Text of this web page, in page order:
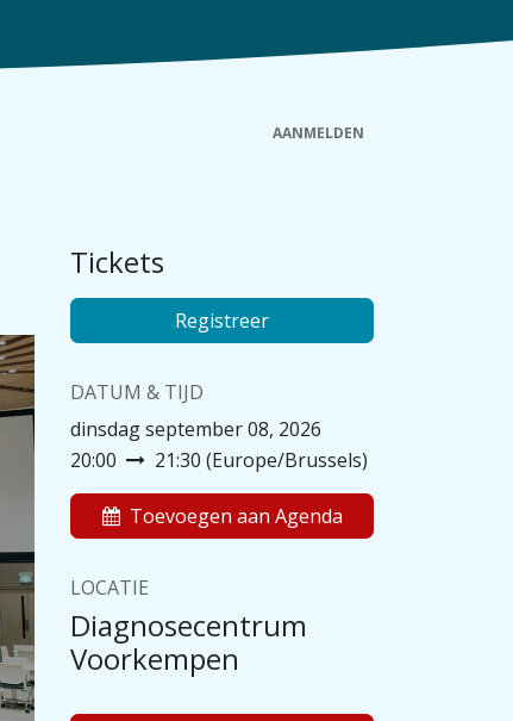
AANMELDEN
Tickets
Registreer
DATUM & TIJD
dinsdag september 08, 2026
20:00
21:30 (Europe/Brussels)
Toevoegen aan Agenda
LOCATIE
Diagnosecentrum
Voorkempen